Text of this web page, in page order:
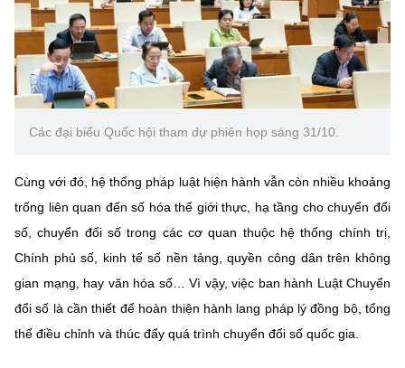
Điện thoại: 024 3936 9506
Email:stc@mst.gov.vn
©2026 Bản quyền thuộc Bộ Khoa Học và Công Nghệ
(Ghi rõ nguồn "https://mst.gov.vn" khi phát hành lại thông tin từ
website này)
Các đại biểu Quốc hội tham dự phiên họp sáng 31/10.
Cùng với đó, hệ thống pháp luật hiện hành vẫn còn nhiều khoảng
trống liên quan đến số hóa thế giới thực, hạ tầng cho chuyển đổi
số, chuyển đổi số trong các cơ quan thuộc hệ thống chính trị,
Chính phủ số, kinh tế số nền tảng, quyền công dân trên không
gian mạng, hay văn hóa số… Vì vậy, việc ban hành Luật Chuyển
đổi số là cần thiết để hoàn thiện hành lang pháp lý đồng bộ, tổng
thể điều chỉnh và thúc đẩy quá trình chuyển đổi số quốc gia.